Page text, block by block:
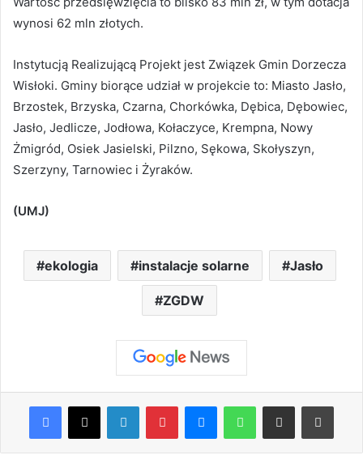
wynosi 62 mln złotych.
Instytucją Realizującą Projekt jest Związek Gmin Dorzecza
Wisłoki. Gminy biorące udział w projekcie to: Miasto Jasło,
Brzostek, Brzyska, Czarna, Chorkówka, Dębica, Dębowiec,
Jasło, Jedlicze, Jodłowa, Kołaczyce, Krempna, Nowy
Żmigród, Osiek Jasielski, Pilzno, Sękowa, Skołyszyn,
Szerzyny, Tarnowiec i Żyraków.
(UMJ)
ekologia instalacje solarne Jasło
ZGDW
Facebook
X LinkedInPinterestMessengerWhatsAppShare via Email Print